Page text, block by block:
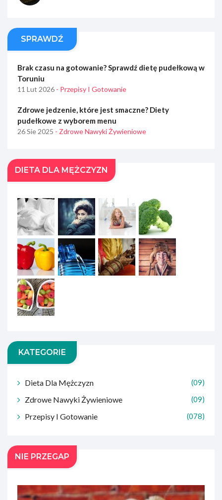
SPRAWDŹ
Brak czasu na gotowanie? Sprawdź dietę pudełkową w
Toruniu
11 Lut 2026 - Przepisy I Gotowanie
Zdrowe jedzenie, które jest smaczne? Diety
pudełkowe z wyborem menu
26 Sie 2025 - Zdrowe Nawyki Żywieniowe
DIETA DLA MĘŻCZYZN
KATEGORIE
Dieta Dla Mężczyzn (09)
Zdrowe Nawyki Żywieniowe (09)
Przepisy I Gotowanie (078)
NIE PRZEGAP